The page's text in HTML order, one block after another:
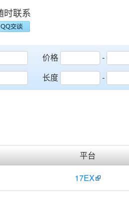
时联系
价格
-
长度
-
平台
17EX